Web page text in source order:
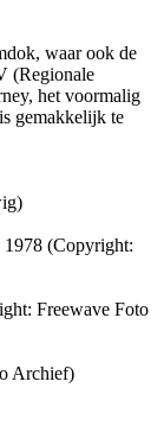
waar ook de
(Regionale
het voormalig
gemakkelijk te
1978 (Copyright:
Freewave Foto
Archief)